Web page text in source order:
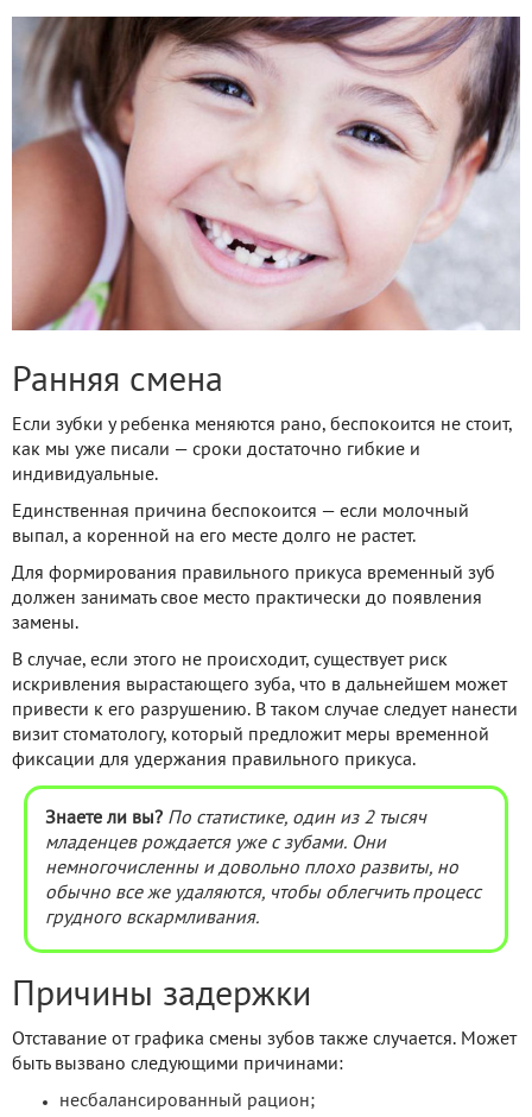
Ранняя смена
Если зубки у ребенка меняются рано, беспокоится не стоит,
как мы уже писали — сроки достаточно гибкие и
индивидуальные.
Единственная причина беспокоится — если молочный
выпал, а коренной на его месте долго не растет.
Для формирования правильного прикуса временный зуб
должен занимать свое место практически до появления
замены.
В случае, если этого не происходит, существует риск
искривления вырастающего зуба, что в дальнейшем может
привести к его разрушению. В таком случае следует нанести
визит стоматологу, который предложит меры временной
фиксации для удержания правильного прикуса.
Знаете ли вы? По статистике, один из 2 тысяч
младенцев рождается уже с зубами. Они
немногочисленны и довольно плохо развиты, но
обычно все же удаляются, чтобы облегчить процесс
грудного вскармливания.
Причины задержки
Отставание от графика смены зубов также случается. Может
быть вызвано следующими причинами:
несбалансированный рацион;